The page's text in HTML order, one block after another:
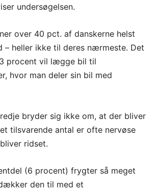
undersøgelsen.
over 40 pct. af danskerne helst
– heller ikke til deres nærmeste. Det
procent vil lægge bil til
hvor man deler sin bil med
bryder sig ikke om, at der bliver
tilsvarende antal er ofte nervøse
ridset.
(6 procent) frygter så meget
den til med et